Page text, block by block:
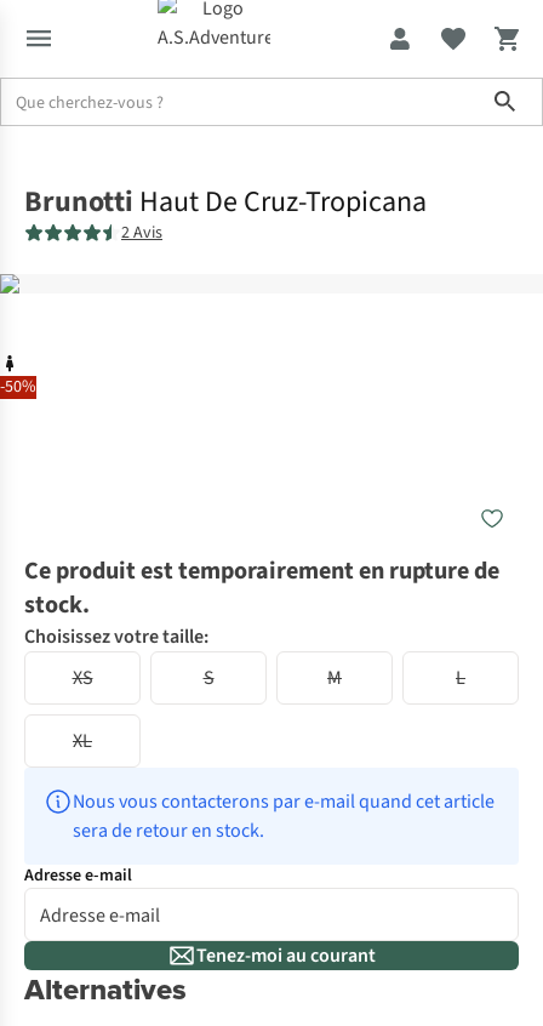
-50%
Brunotti Haut De Cruz-Tropicana
2 Avis
Ce produit est temporairement en rupture de
stock.
Choisissez votre taille:
XS
S M L
XL
Nous vous contacterons par e-mail quand cet article
sera de retour en stock.
Adresse e-mail
Tenez-moi au courant
Alternatives
Culotte menstruelle